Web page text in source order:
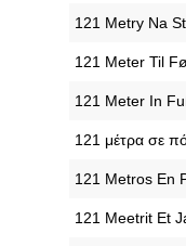
‎121 Metry Na
‎121 Meter Til
‎121 Meter In
‎121 μέτρα σε
‎121 Metros En
‎121 Meetrit Et